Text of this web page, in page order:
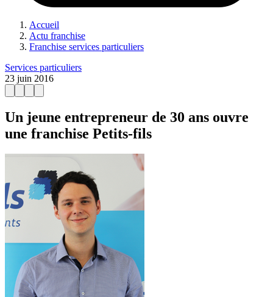
Accueil
Actu franchise
Franchise services particuliers
Services particuliers
23 juin 2016
Un jeune entrepreneur de 30 ans ouvre
une franchise Petits-fils